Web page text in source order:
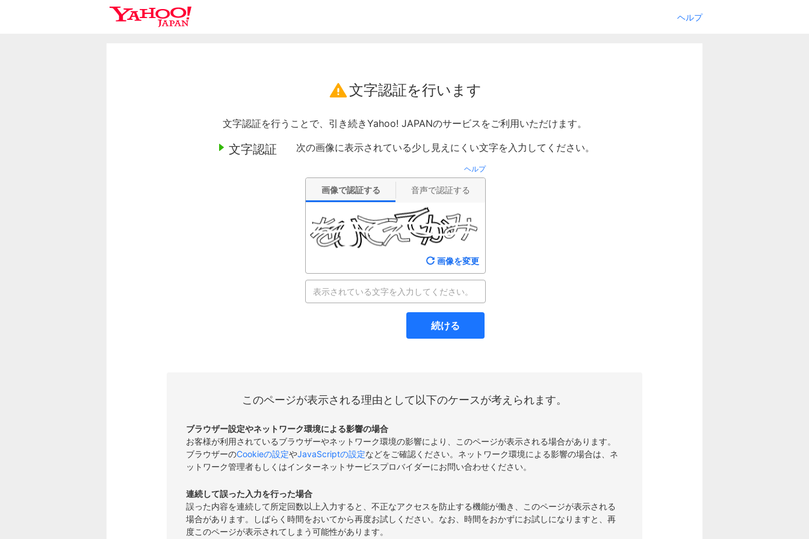
ヘルプ
文字認証を行います
文字認証を行うことで、引き続きYahoo! JAPANのサービスをご利用いただけます。
文字認証 次の画像に表示されている少し見えにくい文字を入力してください。
ヘルプ
画像で認証する 音声で認証する
画像を変更
続ける
このページが表示される理由として以下のケースが考えられます。
ブラウザー設定やネットワーク環境による影響の場合
お客様が利用されているブラウザーやネットワーク環境の影響により、このページが表示される場合があります。
ブラウザーのCookieの設定やJavaScriptの設定などをご確認ください。ネットワーク環境による影響の場合は、ネ
ットワーク管理者もしくはインターネットサービスプロバイダーにお問い合わせください。
連続して誤った入力を行った場合
誤った内容を連続して所定回数以上入力すると、不正なアクセスを防止する機能が働き、このページが表示される
場合があります。しばらく時間をおいてから再度お試しください。なお、時間をおかずにお試しになりますと、再
度このページが表示されてしまう可能性があります。